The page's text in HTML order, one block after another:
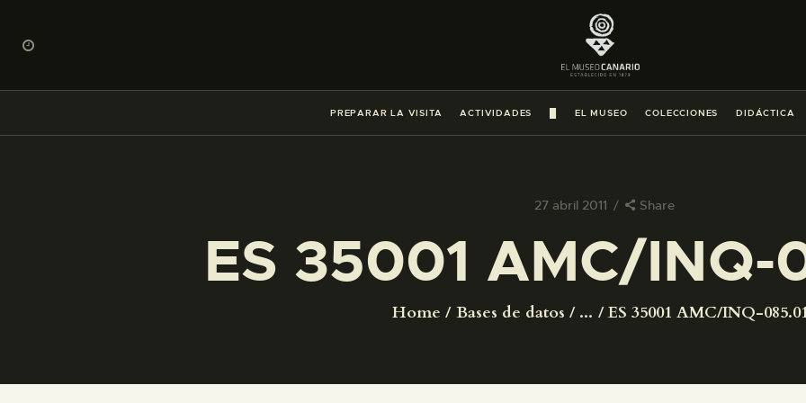
PREPARAR LA VISITA ACTIVIDADES EL MUSEO COLECCIONES DIDÁCTICA
27 abril 2011 Share
ES 35001 AMC/INQ-
Home Bases de datos ... ES 35001 AMC/INQ-
PREPARAR LA VISITA
ACTIVIDADES
█
COLECCIONES
DIDÁCTICA